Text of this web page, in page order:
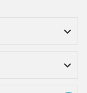

